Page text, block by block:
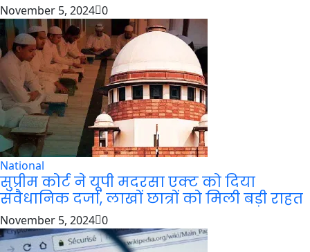
November 5, 2024 0
National
सुप्रीम कोर्ट ने यूपी मदरसा एक्ट को दिया
संवैधानिक दर्जा, लाखों छात्रों को मिली बड़ी राहत
November 5, 2024 0